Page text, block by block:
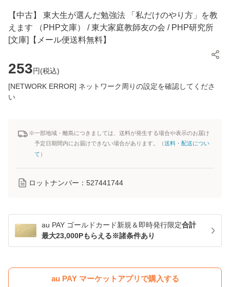
【中古】 東大生が選んだ勉強法 「私だけのやり方」を教
えます （PHP文庫） / 東大家庭教師友の会 / PHP研究所
[文庫]【メール便送料無料】
253円(税込)
[NETWORK ERROR] ネットワーク周りの設定を確認してくださ
い
※一部地域・離島につきましては、送料が発生する場合や表示のお届け
予定日期間内にお届けできない場合があります。（送料・配送につい
て ）
ロットナンバー： 527441744
au PAY ゴールドカード新規＆即時発行限定合計
最大23,000Pもらえる※諸条件あり
au PAY マーケットアプリで購入する